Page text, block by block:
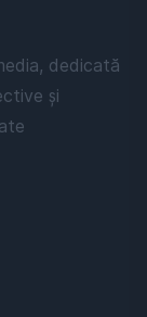
dedicată
și